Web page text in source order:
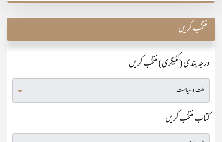
منتخب کریں
درجہ بندی (کٹیگری) منتخب کریں
کتاب منتخب کریں